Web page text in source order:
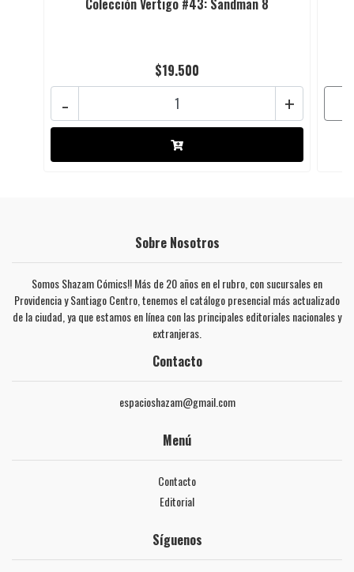
Colección Vertigo #43: Sandman 8
$19.500
+
-
Sobre Nosotros
Somos Shazam Cómics!! Más de 20 años en el rubro, con sucursales en
Providencia y Santiago Centro, tenemos el catálogo presencial más actualizado
de la ciudad, ya que estamos en línea con las principales editoriales nacionales y
extranjeras.
Contacto
espacioshazam@gmail.com
Menú
Contacto
Editorial
Síguenos